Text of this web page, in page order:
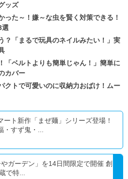
ッズ
った～！嫌～な虫を賢く対策できる！
選
？「まるで玩具のネイルみたい！」実
「ベルトよりも簡単じゃん！」簡単に
カバー
クトで可愛いのに収納力おばけ！ムー
ート新作「まぜ麺」シリーズ登場！
すず鬼・...
ガーデン」を14日間限定で開催 創
で特...